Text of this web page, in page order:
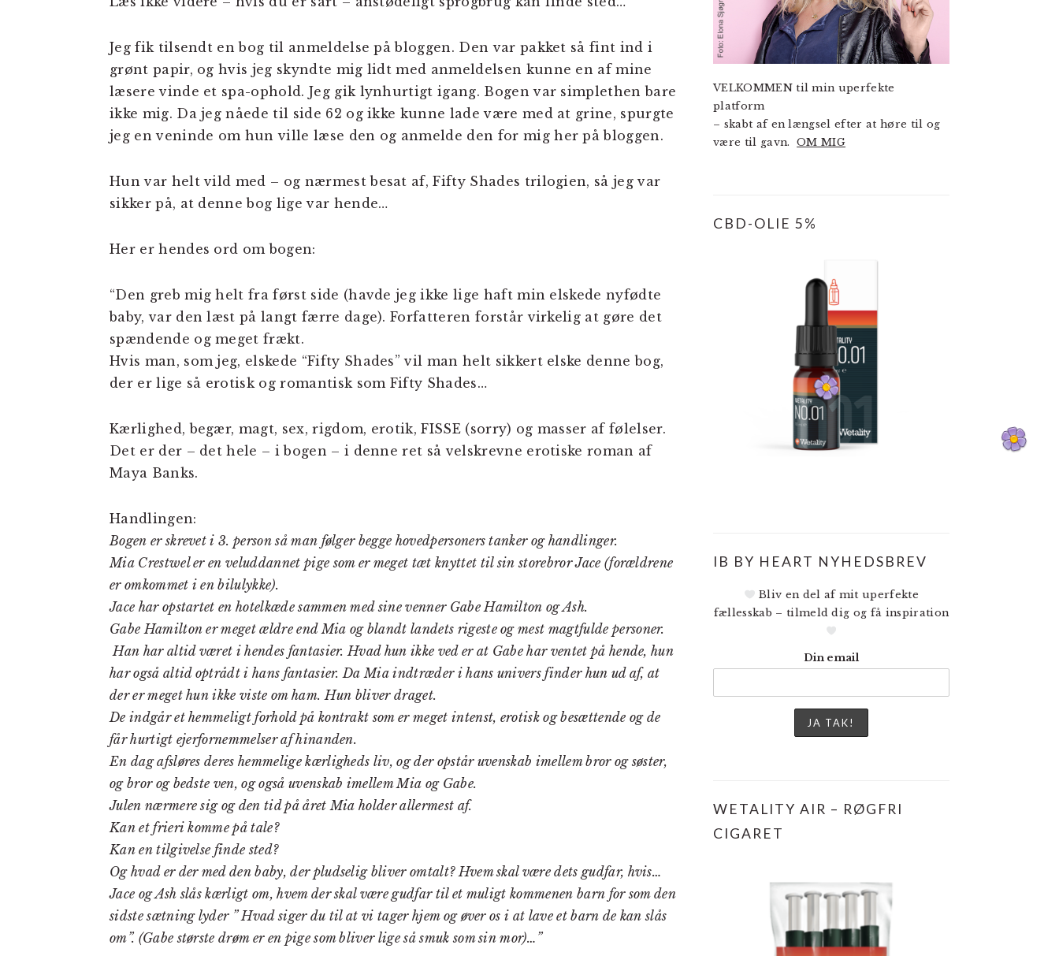
Jeg fik tilsendt en bog til anmeldelse på bloggen. Den var pakket så fint ind i
grønt papir, og hvis jeg skyndte mig lidt med anmeldelsen kunne en af mine
læsere vinde et spa-ophold. Jeg gik lynhurtigt igang. Bogen var simplethen bare
ikke mig. Da jeg nåede til side 62 og ikke kunne lade være med at grine, spurgte
jeg en veninde om hun ville læse den og anmelde den for mig her på bloggen.
Hun var helt vild med – og nærmest besat af, Fifty Shades trilogien, så jeg var
sikker på, at denne bog lige var hende…
Her er hendes ord om bogen:
“Den greb mig helt fra først side (havde jeg ikke lige haft min elskede nyfødte
baby, var den læst på langt færre dage). Forfatteren forstår virkelig at gøre det
spændende og meget frækt.
Hvis man, som jeg, elskede “Fifty Shades” vil man helt sikkert elske denne bog,
der er lige så erotisk og romantisk som Fifty Shades…
Kærlighed, begær, magt, sex, rigdom, erotik, FISSE (sorry) og masser af følelser.
Det er der – det hele – i bogen – i denne ret så velskrevne erotiske roman af
Maya Banks.
Handlingen:
Bogen er skrevet i 3. person så man følger begge hovedpersoners tanker og handlinger.
Mia Crestwel er en veluddannet pige som er meget tæt knyttet til sin storebror Jace (forældrene
er omkommet i en bilulykke).
Jace har opstartet en hotelkæde sammen med sine venner Gabe Hamilton og Ash.
Gabe Hamilton er meget ældre end Mia og blandt landets rigeste og mest magtfulde personer.
Han har altid været i hendes fantasier. Hvad hun ikke ved er at Gabe har ventet på hende, hun
har også altid optrådt i hans fantasier. Da Mia indtræder i hans univers finder hun ud af, at
der er meget hun ikke viste om ham. Hun bliver draget.
De indgår et hemmeligt forhold på kontrakt som er meget intenst, erotisk og besættende og de
får hurtigt ejerfornemmelser af hinanden.
En dag afsløres deres hemmelige kærligheds liv, og der opstår uvenskab imellem bror og søster,
og bror og bedste ven, og også uvenskab imellem Mia og Gabe.
Julen nærmere sig og den tid på året Mia holder allermest af.
Kan et frieri komme på tale?
Kan en tilgivelse finde sted?
Og hvad er der med den baby, der pludselig bliver omtalt? Hvem skal være dets gudfar, hvis…
Jace og Ash slås kærligt om, hvem der skal være gudfar til et muligt kommenen barn for som den
sidste sætning lyder ” Hvad siger du til at vi tager hjem og øver os i at lave et barn de kan slås
om”. (Gabe største drøm er en pige som bliver lige så smuk som sin mor)…”
VELKOMMEN til min uperfekte
platform
– skabt af en længsel efter at høre til og
være til gavn.OM MIG
CBD-OLIE 5%
IB BY HEART NYHEDSBREV
Bliv en del af mit uperfekte
fællesskab – tilmeld dig og få inspiration
Din email
WETALITY AIR – RØGFRI
CIGARET